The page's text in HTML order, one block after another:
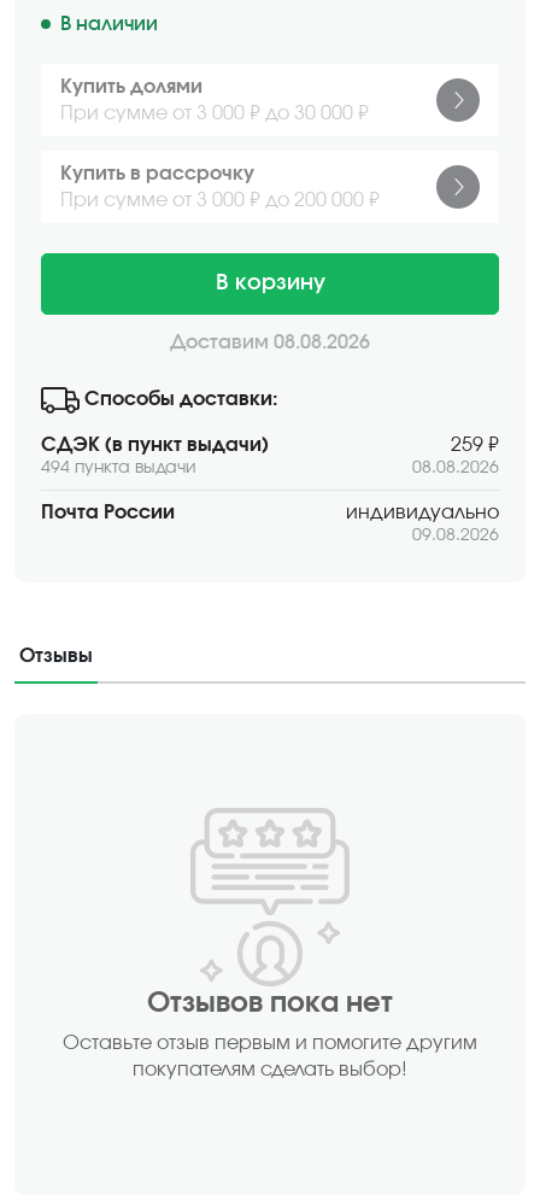
В наличии
Купить долями
При сумме от 3 000 ₽ до 30 000 ₽
Купить в рассрочку
При сумме от 3 000 ₽ до 200 000 ₽
В корзину
Доставим 08.08.2026
Способы доставки:
СДЭК (в пункт выдачи)
494 пункта выдачи
259 ₽
08.08.2026
Почта России индивидуально
09.08.2026
Отзывы
Отзывов пока нет
Оставьте отзыв первым и помогите другим
покупателям сделать выбор!